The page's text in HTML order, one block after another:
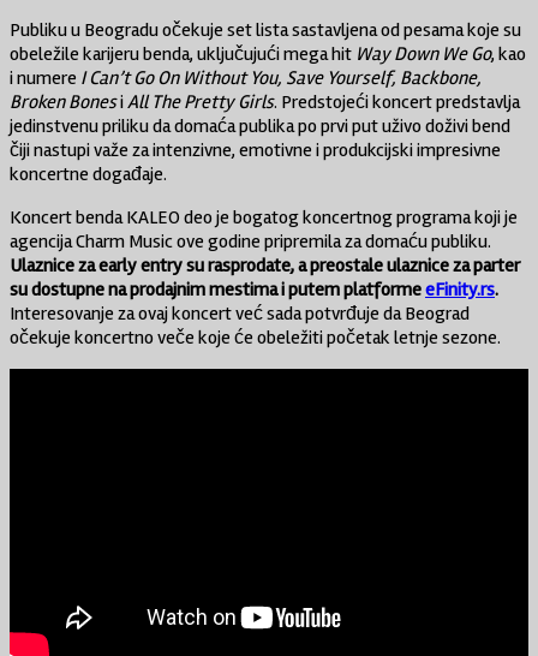
Publiku u Beogradu očekuje set lista sastavljena od pesama koje su
obeležile karijeru benda, uključujući mega hit Way Down We Go, kao
i numere I Can’t Go On Without You, Save Yourself, Backbone,
Broken BonesiAll The Pretty Girls. Predstojeći koncert predstavlja
jedinstvenu priliku da domaća publika po prvi put uživo doživi bend
čiji nastupi važe za intenzivne, emotivne i produkcijski impresivne
koncertne događaje.
Koncert benda KALEO deo je bogatog koncertnog programa koji je
agencija Charm Music ove godine pripremila za domaću publiku.
Ulaznice za early entry su rasprodate, a preostale ulaznice za parter
su dostupne na prodajnim mestima i putem platformeeFinity.rs.
Interesovanje za ovaj koncert već sada potvrđuje da Beograd
očekuje koncertno veče koje će obeležiti početak letnje sezone.